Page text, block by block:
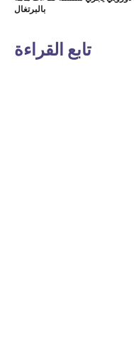
بالبرتغال
تابع القراءة